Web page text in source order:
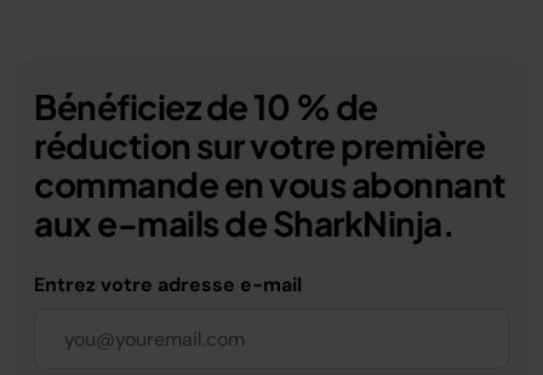
Bénéficiez de 10 % de
réduction sur votre première
commande en vous abonnant
aux e-mails de SharkNinja.
Entrez votre adresse e-mail